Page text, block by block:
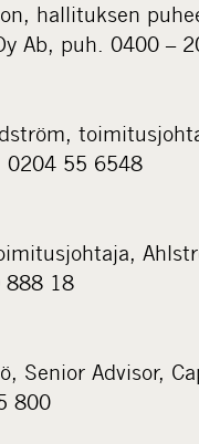
hallituksen
Ab, puh. 0400 –
0204 55 6548
888 18
Senior Advisor,
800